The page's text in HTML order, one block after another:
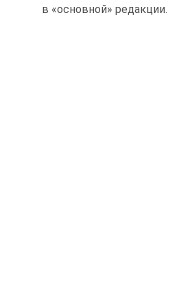
в «основной» редакции.